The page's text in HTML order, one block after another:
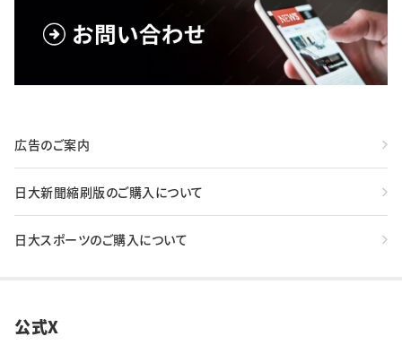
広告のご案内
日大新聞縮刷版のご購入について
日大スポーツのご購入について
公式X